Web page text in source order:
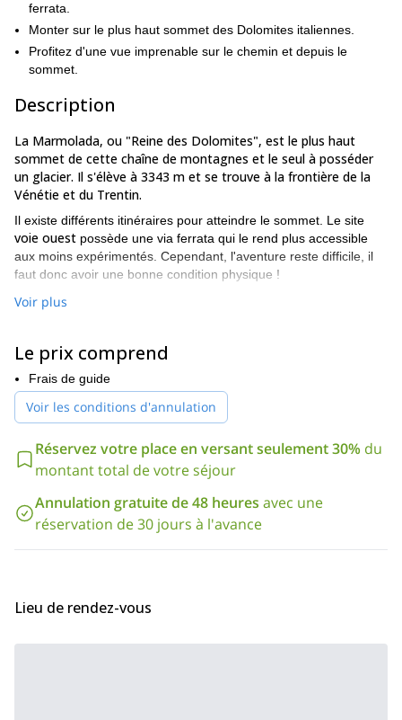
ferrata.
Monter sur le plus haut sommet des Dolomites italiennes.
Profitez d'une vue imprenable sur le chemin et depuis le
sommet.
Description
La Marmolada, ou "Reine des Dolomites", est le plus haut
sommet de cette chaîne de montagnes et le seul à posséder
un glacier. Il s'élève à 3343 m et se trouve à la frontière de la
Vénétie et du Trentin.
Il existe différents itinéraires pour atteindre le sommet. Le site
voie ouest possède une via ferrata qui le rend plus accessible
aux moins expérimentés. Cependant, l'aventure reste difficile, il
faut donc avoir une bonne condition physique !
Au cours de ce programme, nous nous dirigerons vers l'arête
sommet sont vraiment à couper le souffle.
Cette ascension ne prend que **un jour.**Le meilleur moment
pour le faire est duJuinàSeptembre.
Contactez nous si vous voulez vivre une grande aventure dans
la plus haute montagne des Dolomites. Nous serons heureux
d'organiser pour vous une aventure inoubliable de via ferrata en
Italie !
Voir plus
Le prix comprend
Frais de guide
Voir les conditions d'annulation
Réservez votre place en versant seulement 30% du
montant total de votre séjour
Annulation gratuite de 48 heures avec une
réservation de 30 jours à l'avance
Lieu de rendez-vous